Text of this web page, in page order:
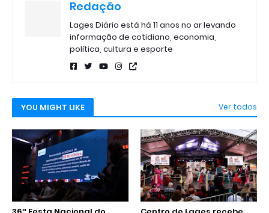
Redação
Lages Diário está há 11 anos no ar levando
informação de cotidiano, economia,
política, cultura e esporte
YOU MIGHT LIKE Ver todos